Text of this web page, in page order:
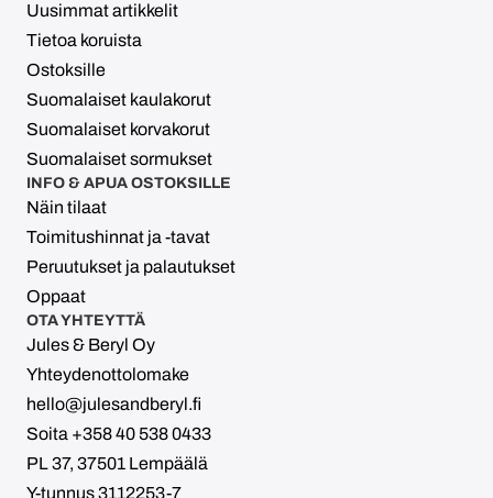
Uusimmat artikkelit
Tietoa koruista
Ostoksille
Suomalaiset kaulakorut
Suomalaiset korvakorut
Suomalaiset sormukset
INFO & APUA OSTOKSILLE
Näin tilaat
Toimitushinnat ja -tavat
Peruutukset ja palautukset
Oppaat
OTA YHTEYTTÄ
Jules & Beryl Oy
Yhteydenottolomake
hello@julesandberyl.fi
Soita +358 40 538 0433
PL 37, 37501 Lempäälä
Y-tunnus 3112253-7